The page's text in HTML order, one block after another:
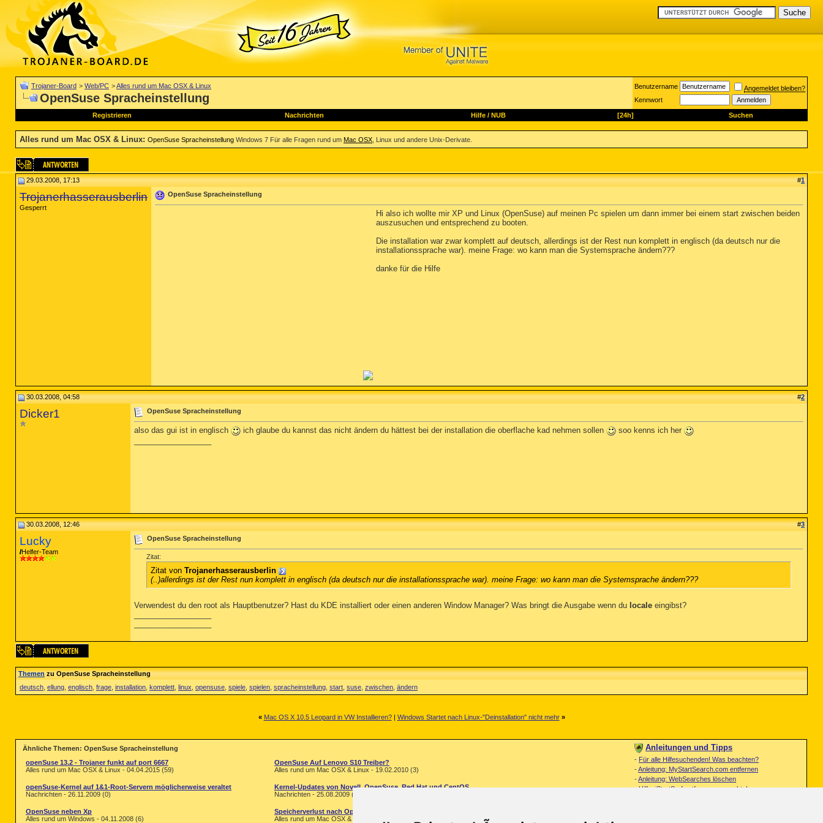
Trojaner-Board > Web/PC >Alles rund um Mac OSX & Linux
OpenSuse Spracheinstellung
Benutzername
Angemeldet bleiben?
Kennwort
Registrieren Nachrichten Hilfe/ NUB [24h] Suchen
Alles rund um Mac OSX & Linux: OpenSuse Spracheinstellung Windows 7 Für alle Fragen rund um Mac OSX , Linux und andere Unix-Derivate.
29.03.2008, 17:13 #1
Trojanerhasserausberlin
Gesperrt
OpenSuse Spracheinstellung
Hi also ich wollte mir XP und Linux (OpenSuse) auf meinen Pc spielen um dann immer bei einem start zwischen beiden
auszusuchen und entsprechend zu booten.
Die installation war zwar komplett auf deutsch, allerdings ist der Rest nun komplett in englisch (da deutsch nur die
installationssprache war). meine Frage: wo kann man die Systemsprache ändern???
danke für die Hilfe
30.03.2008, 04:58 #2
Dicker1 OpenSuse Spracheinstellung
also das gui ist in englisch ich glaube du kannst das nicht ändern du hättest bei der installation die oberflache kad nehmen sollen
soo kenns ich her
30.03.2008, 12:46 #3
Lucky
Helfer-Team
OpenSuse Spracheinstellung
Zitat:
Zitat von Trojanerhasserausberlin
(..)allerdings ist der Rest nun komplett in englisch (da deutsch nur die installationssprache war). meine Frage: wo kann man die Systemsprache ändern???
Verwendest du den root als Hauptbenutzer? Hast du KDE installiert oder einen anderen Window Manager? Was bringt die Ausgabe wenn du locale eingibst?
Themenzu OpenSuse Spracheinstellung
deutsch ellung englisch frage installation komplett linux opensuse spiele spielen spracheinstellung start suse zwischen ändern
« Mac OS X 10.5 Leopard in VW Installieren?| Windows Startet nach Linux-"Deinstallation" nicht mehr »
Ähnliche Themen: OpenSuse Spracheinstellung
openSuse 13.2 - Trojaner funkt auf port 6667
Alles rund um Mac OSX & Linux - 04.04.2015 (59)
OpenSuse Auf Lenovo S10 Treiber?
Alles rund um Mac OSX & Linux - 19.02.2010 (3)
openSuse-Kernel auf 1&1-Root-Servern möglicherweise veraltet
Nachrichten - 26.11.2009 (0)
Kernel-Updates von Novell, OpenSuse, Red Hat und CentOS
Nachrichten - 25.08.2009 (0)
OpenSuse neben Xp
Alles rund um Windows - 04.11.2008 (6)
Speicherverlust nach OpenSuse installation
Alles rund um Mac OSX & Linux - 02.09.2007 (8)
Anleitungen und Tipps
- Für alle Hilfesuchenden! Was beachten?
-Anleitung: MyStartSearch.com entfernen
-Anleitung: WebSearches löschen
-Hilfe: iStartSurf entfernen – so gehts!